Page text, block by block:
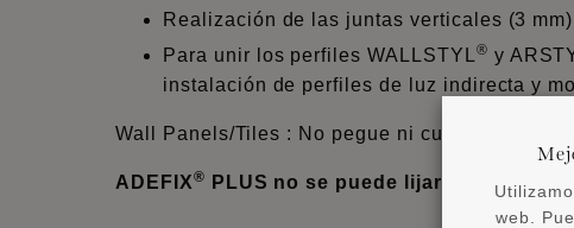
Realización de las juntas verticales (3
Para unir los perfiles WALLSTYL® y
instalación de perfiles de luz indirecta y
Wall Panels/Tiles : No pegue ni cubra las
ADEFIX® PLUS no se puede lijar o pintar y
web.